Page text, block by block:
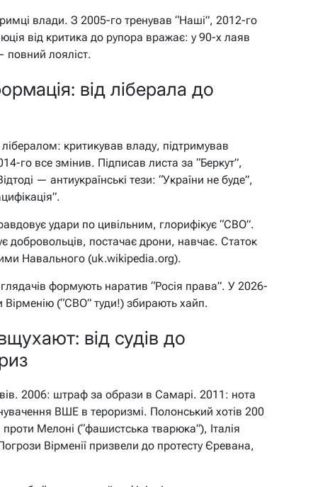
влади. З 2005-го тренував “Наші”, 2012-го
від критика до рупора вражає: у 90-х лаяв
лояліст.
від ліберала до
критикував владу, підтримував
го все змінив. Підписав листа за “Беркут”,
— антиукраїнські тези: “України не буде”,
удари по цивільним, глорифікує “СВО”.
постачає дрони, навчає. Статок
Навального (uk.wikipedia.org).
формують наратив “Росія права”. У 2026-
(“СВО” туди!) збирають хайп.
від судів до
2006: штраф за образи в Самарі. 2011: нота
ВШЕ в тероризмі. Полонський хотів 200
Мелоні (“фашистська тварюка”), Італія
Вірменії призвели до протесту Єревана,